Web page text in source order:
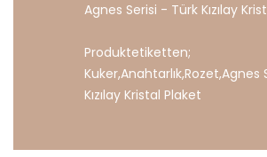
Agnes Serisi - Türk Kızılay
Produktetiketten;
Kuker,Anahtarlık,Rozet,Agnes
Kızılay Kristal Plaket